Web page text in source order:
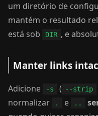
um diretório de
mantém o resultado
está sob
DIR , e
Manter links
Adicione -s ( --strip
normalizar
. e ..